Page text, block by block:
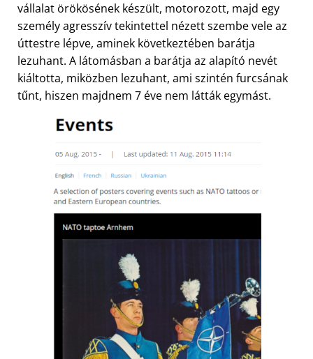
vállalat örökösének készült, motorozott, majd egy
személy agresszív tekintettel nézett szembe vele az
úttestre lépve, aminek következtében barátja
lezuhant. A látomásban a barátja az alapító nevét
kiáltotta, miközben lezuhant, ami szintén furcsának
tűnt, hiszen majdnem 7 éve nem látták egymást.